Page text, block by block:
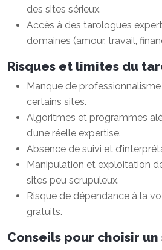
des sites sérieux.
Accès à des tarologues
domaines (amour, travail,
Risques et limites du
Manque de
certains sites.
Algoritmes et programmes
d’une réelle expertise.
Absence de suivi et
Manipulation et exploitation
sites peu scrupuleux.
Risque de dépendance à la
gratuits.
Conseils pour choisir